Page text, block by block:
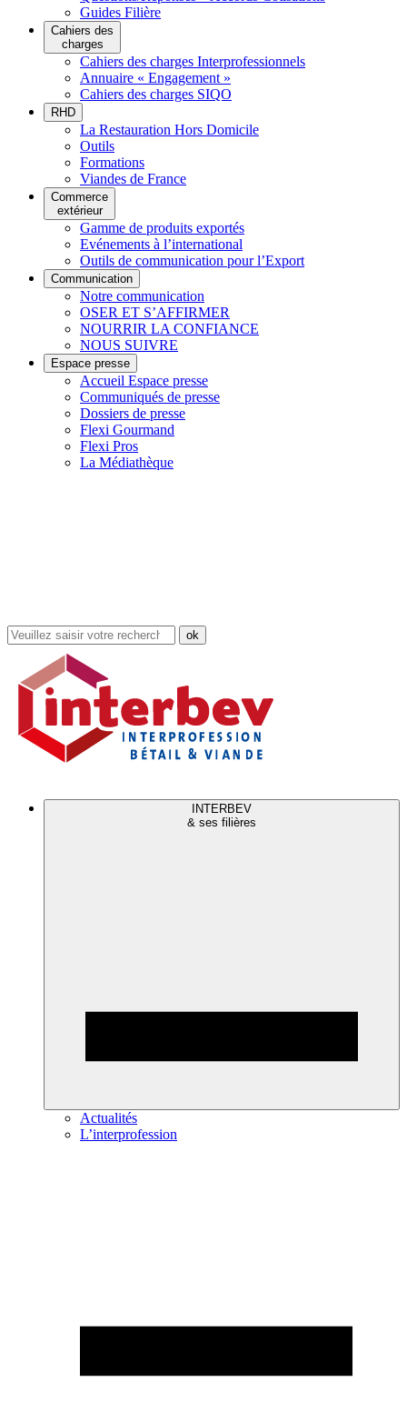
Guides Filière
Cahiers des
charges
Cahiers des charges Interprofessionnels
Annuaire « Engagement »
Cahiers des charges SIQO
RHD
La Restauration Hors Domicile
Outils
Formations
Viandes de France
Commerce
extérieur
Gamme de produits exportés
Evénements à l’international
Outils de communication pour l’Export
Communication
Notre communication
OSER ET S’AFFIRMER
NOURRIR LA CONFIANCE
NOUS SUIVRE
Espace presse
Accueil Espace presse
Communiqués de presse
Dossiers de presse
Flexi Gourmand
Flexi Pros
La Médiathèque
Rechercher
dans
site
INTERBEV
& ses filières
Actualités
L’interprofession